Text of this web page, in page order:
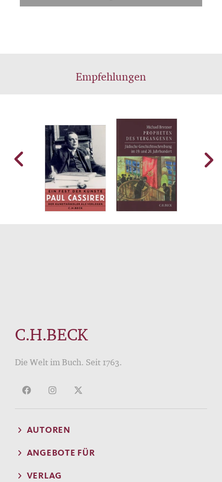
Empfehlungen
C.H.BECK
Die Welt im Buch. Seit 1763.
AUTOREN
ANGEBOTE FÜR
VERLAG